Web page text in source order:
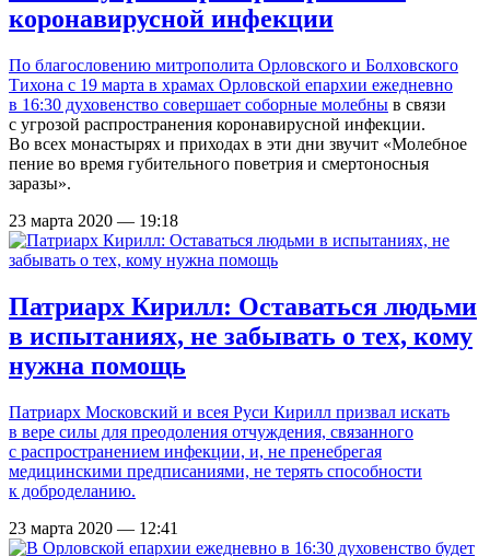
коронавирусной инфекции
По благословению митрополита Орловского и Болховского
Тихона с 19 марта в храмах Орловской епархии ежедневно
в 16:30 духовенство совершает соборные молебны в связи
с угрозой распространения коронавирусной инфекции.
Во всех монастырях и приходах в эти дни звучит «Молебное
пение во время губительного поветрия и смертоносныя
заразы».
23 марта 2020 — 19:18
Патриарх Кирилл: Оставаться людьми
в испытаниях, не забывать о тех, кому
нужна помощь
Патриарх Московский и всея Руси Кирилл призвал искать
в вере силы для преодоления отчуждения, связанного
с распространением инфекции, и, не пренебрегая
медицинскими предписаниями, не терять способности
к доброделанию.
23 марта 2020 — 12:41